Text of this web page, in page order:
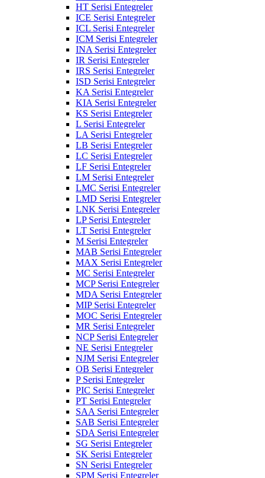
HT Serisi Entegreler
ICE Serisi Entegreler
ICL Serisi Entegreler
ICM Serisi Entegreler
INA Serisi Entegreler
IR Serisi Entegreler
IRS Serisi Entegreler
ISD Serisi Entegreler
KA Serisi Entegreler
KIA Serisi Entegreler
KS Serisi Entegreler
L Serisi Entegreler
LA Serisi Entegreler
LB Serisi Entegreler
LC Serisi Entegreler
LF Serisi Entegreler
LM Serisi Entegreler
LMC Serisi Entegreler
LMD Serisi Entegreler
LNK Serisi Entegreler
LP Serisi Entegreler
LT Serisi Entegreler
M Serisi Entegreler
MAB Serisi Entegreler
MAX Serisi Entegreler
MC Serisi Entegreler
MCP Serisi Entegreler
MDA Serisi Entegreler
MIP Serisi Entegreler
MOC Serisi Entegreler
MR Serisi Entegreler
NCP Serisi Entegreler
NE Serisi Entegreler
NJM Serisi Entegreler
OB Serisi Entegreler
P Serisi Entegreler
PIC Serisi Entegreler
PT Serisi Entegreler
SAA Serisi Entegreler
SAB Serisi Entegreler
SDA Serisi Entegreler
SG Serisi Entegreler
SK Serisi Entegreler
SN Serisi Entegreler
SPM Serisi Entegreler